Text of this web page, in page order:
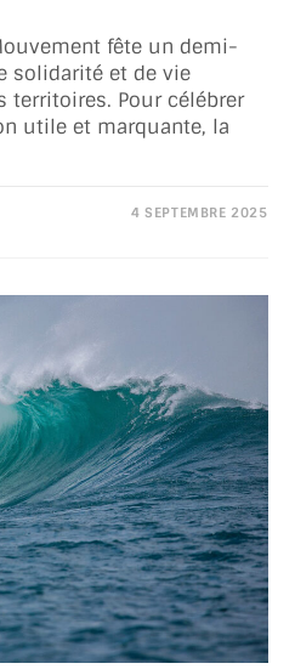
fête un demi-
solidarité et de vie
territoires. Pour célébrer
utile et marquante, la
4 SEPTEMBRE 2025